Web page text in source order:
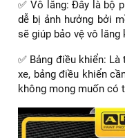
✅ Vô lăng: Đây là bộ
dễ bị ảnh hưởng bởi
sẽ giúp bảo vệ vô lăng
✅ Bảng điều khiển:
xe, bảng điều khiển
không mong muốn có